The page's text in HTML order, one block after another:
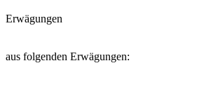
Erwägungen
aus folgenden Erwägungen: